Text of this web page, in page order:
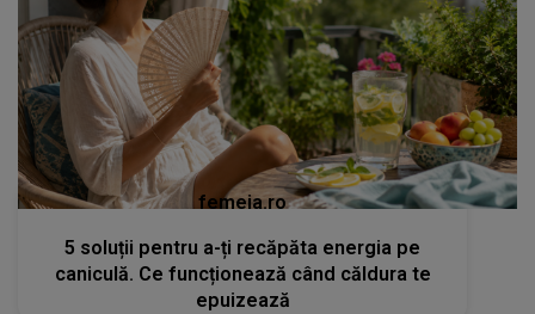
femeia.ro
5 soluții pentru a-ți recăpăta energia pe
caniculă. Ce funcționează când căldura te
epuizează